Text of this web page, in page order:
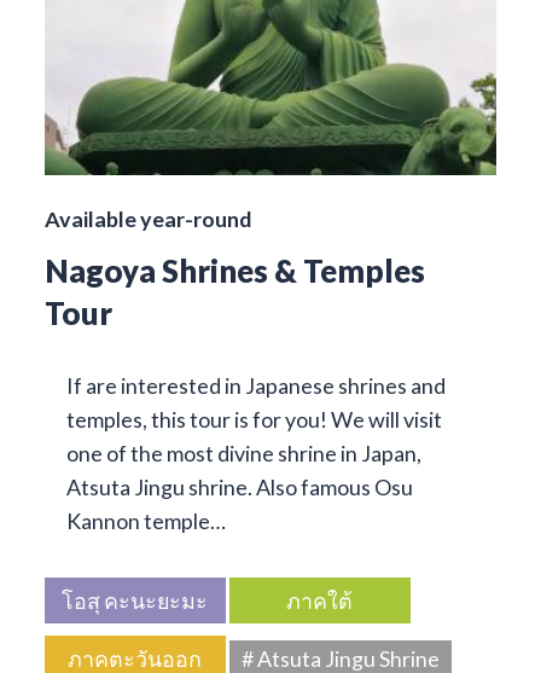
Available year-round
Nagoya Shrines & Temples
Tour
If are interested in Japanese shrines and
temples, this tour is for you! We will visit
one of the most divine shrine in Japan,
Atsuta Jingu shrine. Also famous Osu
Kannon temple…
โอสุ คะนะยะมะ ภาคใต้
ภาคตะวันออก
# Atsuta Jingu Shrine